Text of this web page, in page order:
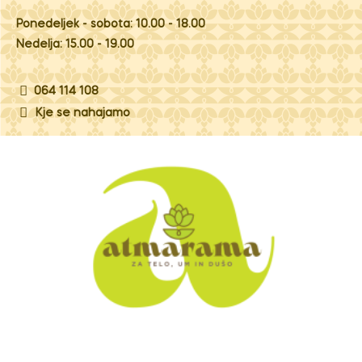
Ponedeljek - sobota: 10.00 - 18.00
Nedelja: 15.00 - 19.00
064 114 108
Kje se nahajamo